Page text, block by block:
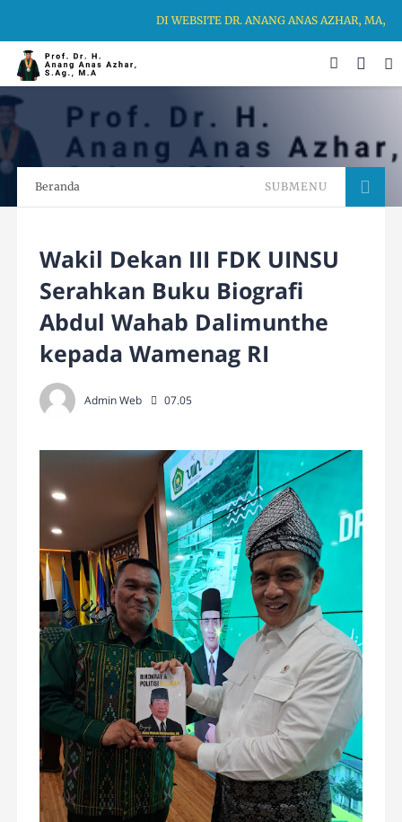
DI WEBSITE DR. ANANG ANAS AZHAR, MA,
Beranda SUBMENU
Wakil Dekan III FDK UINSU
Serahkan Buku Biografi
Abdul Wahab Dalimunthe
kepada Wamenag RI
Admin Web 07.05